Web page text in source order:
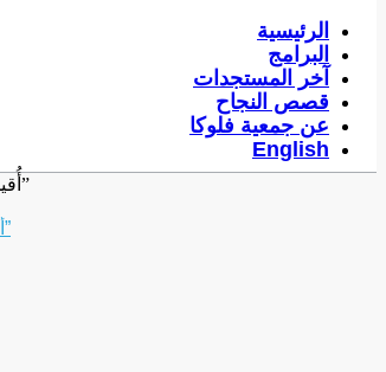
الرئيسية
البرامج
آخر المستجدات
قصص النجاح
عن جمعية فلوكا
English
ضمن إطار التعاون بين جمعية فلوكا ومركز رعاية المرأة، وبالشراكة مع منظمة SAMS ومنظمة (UNFPA)، أُقيمت محاضرة توعوية بعنوان “التهاب الكبد الوبائي”